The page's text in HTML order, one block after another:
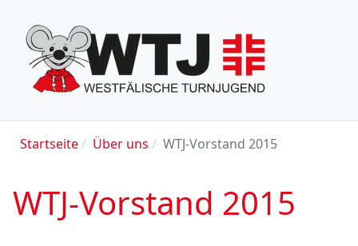
Startseite Über uns WTJ-Vorstand 2015
WTJ-Vorstand 2015